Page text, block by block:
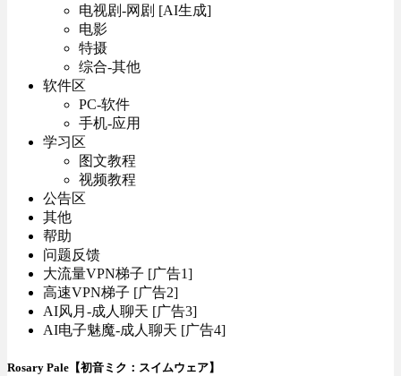
电视剧-网剧 [AI生成]
电影
特摄
综合-其他
软件区
PC-软件
手机-应用
学习区
图文教程
视频教程
公告区
其他
帮助
问题反馈
大流量VPN梯子 [广告1]
高速VPN梯子 [广告2]
AI风月-成人聊天 [广告3]
AI电子魅魔-成人聊天 [广告4]
Rosary Pale【初音ミク：スイムウェア】